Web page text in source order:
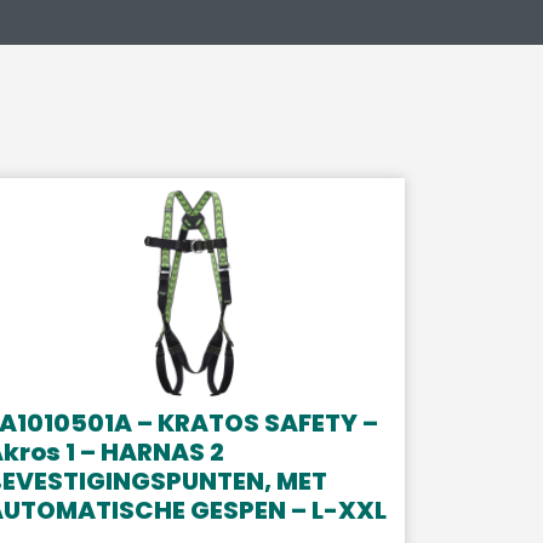
– KRATOS SAFETY –
1 – HARNAS 2
MET
GESPEN – L-XXL